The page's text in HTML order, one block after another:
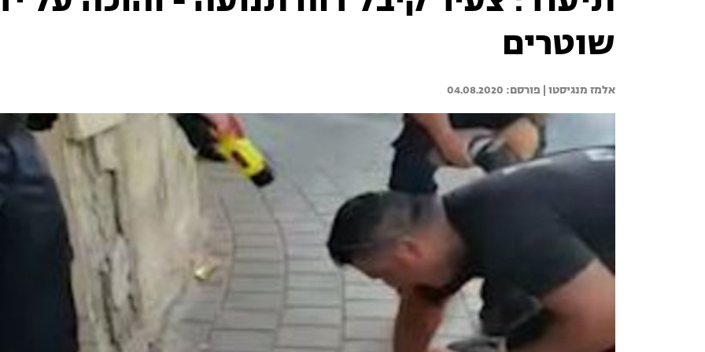
שוטרים
אלמז מנגיסטו | 04.08.2020